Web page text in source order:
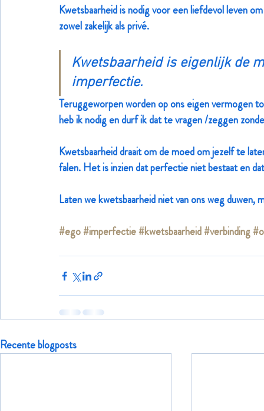
Kwetsbaarheid is nodig voor een liefdevol leven
zowel zakelijk als privé.
Kwetsbaarheid is eigenlijk de
imperfectie.
Teruggeworpen worden op ons eigen vermogen
heb ik nodig en durf ik dat te vragen /zeggen
Kwetsbaarheid draait om de moed om jezelf te
falen. Het is inzien dat perfectie niet bestaat en
Laten we kwetsbaarheid niet van ons weg duwen,
#ego#imperfectie#kwetsbaarheid#verbinding
Recente blogposts